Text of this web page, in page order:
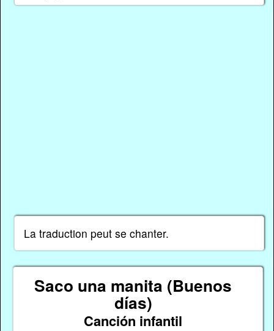
La traduction peut se chanter.
Saco una manita (Buenos
días)
Canción infantil